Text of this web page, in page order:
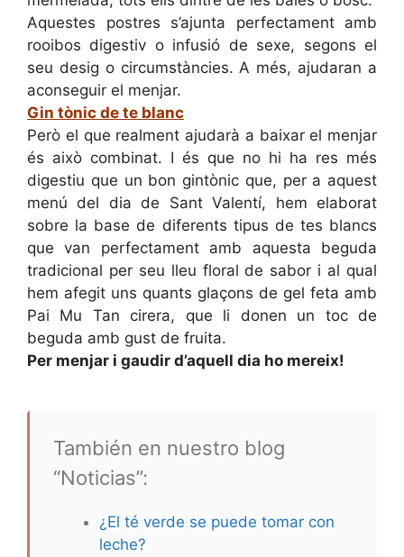
Aquestes postres s’ajunta perfectament amb
rooibos digestiv o infusió de sexe, segons el
seu desig o circumstàncies. A més, ajudaran a
aconseguir el menjar.
Gin tònic de te blanc
Però el que realment ajudarà a baixar el menjar
és això combinat. I és que no hi ha res més
digestiu que un bon gintònic que, per a aquest
menú del dia de Sant Valentí, hem elaborat
sobre la base de diferents tipus de tes blancs
que van perfectament amb aquesta beguda
tradicional per seu lleu floral de sabor i al qual
hem afegit uns quants glaçons de gel feta amb
Pai Mu Tan cirera, que li donen un toc de
beguda amb gust de fruita.
Per menjar i gaudir d’aquell dia ho mereix!
También en nuestro blog
“Noticias”:
¿El té verde se puede tomar con
leche?